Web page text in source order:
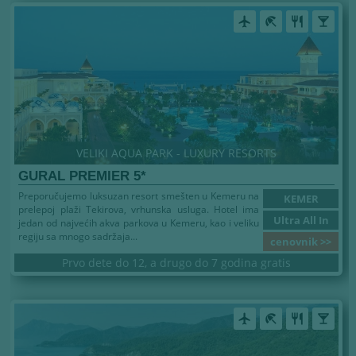
airplanemode_active beach_access restaurant local_bar
VELIKI AQUA PARK - LUXURY RESORTS
GURAL PREMIER 5*
KEMER
Ultra All In
cenovnik >>
Preporučujemo luksuzan resort smešten u Kemeru na
prelepoj plaži Tekirova, vrhunska usluga. Hotel ima
jedan od najvećih akva parkova u Kemeru, kao i veliku
regiju sa mnogo sadržaja...
Prvo dete do 12, a drugo do 7 godina gratis
airplanemode_active beach_access restaurant local_bar